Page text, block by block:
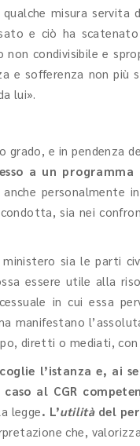
misura servita
e ciò ha
condivisibile e
e sofferenza non più
lui».
grado, e in pendenza
a un
personalmente
sia nei
sia le parti
essere utile alla
in cui essa
manifestano
diretti o mediati,
l’istanza e, ai
caso al CGR
legge. L’utilitàdel
che,